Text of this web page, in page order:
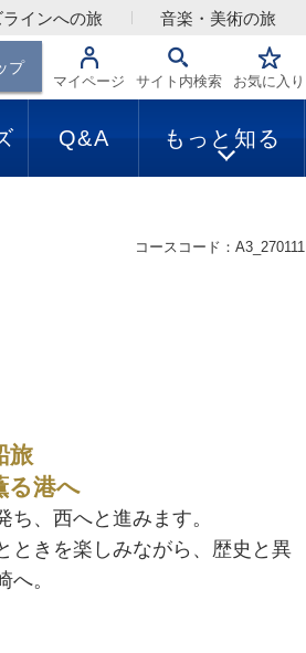
インへの旅 音楽・美術の旅
お気に入り
サイト内検索
マイページ
プ
Q&A もっと知る
コースコード：A3_270111
旅
る港へ
、西へと進みます。
ときを楽しみながら、歴史と異
。